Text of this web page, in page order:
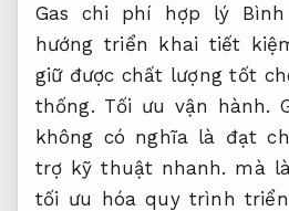
Gas chi phí hợp lý
hướng triển khai tiết
giữ được chất lượng tốt
thống. Tối ưu vận hành.
không có nghĩa là đạt
trợ kỹ thuật nhanh. mà
tối ưu hóa quy trình